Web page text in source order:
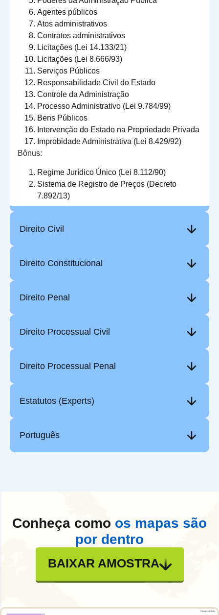
Agentes públicos
Atos administrativos
Contratos administrativos
Licitações (Lei 14.133/21)
Licitações (Lei 8.666/93)
Serviços Públicos
Responsabilidade Civil do Estado
Controle da Administração
Processo Administrativo (Lei 9.784/99)
Bens Públicos
Intervenção do Estado na Propriedade Privada
Improbidade Administrativa (Lei 8.429/92)
Bônus:
Regime Jurídico Único (Lei 8.112/90)
Sistema de Registro de Preços (Decreto
7.892/13)
Direito Civil
Direito Constitucional
Direito Penal
Direito Processual Civil
Direito Processual Penal
Estatutos (Experts)
Português
Conheça como os mapas são
por dentro
BAIXAR AMOSTRA